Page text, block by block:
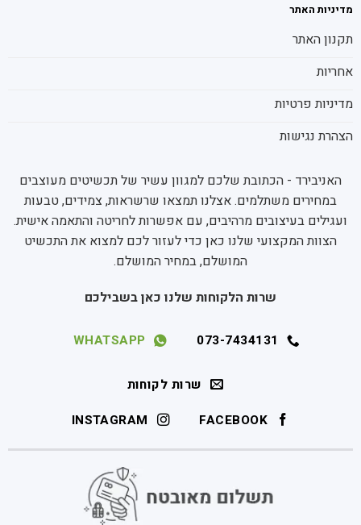
מדיניות האתר
תקנון האתר
אחריות
מדיניות פרטיות
הצהרת נגישות
האניבירד - הכתובת שלכם למגוון עשיר של תכשיטים מעוצבים
במחירים משתלמים. אצלנו תמצאו שרשראות, צמידים, טבעות
ועגילים בעיצובים מרהיבים, עם אפשרות לחריטה והתאמה אישית.
הצוות המקצועי שלנו כאן כדי לעזור לכם למצוא את התכשיט
המושלם, במחיר המושלם.
שרות הלקוחות שלנו כאן בשבילכם
073-7434131
WHATSAPP
שרות לקוחות
FACEBOOK
INSTAGRAM